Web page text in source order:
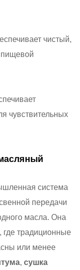
чистый,
чувствительных
система
передачи
масла. Она
где традиционные
или менее
, сушка